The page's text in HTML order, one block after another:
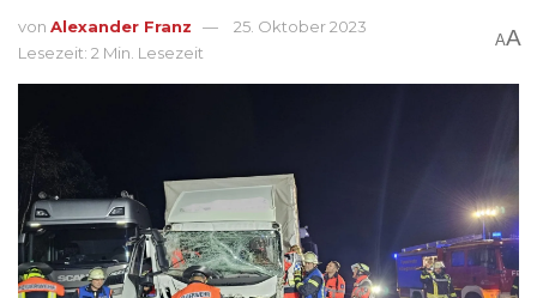
von Alexander Franz
25. Oktober 2023
Lesezeit: 2 Min. Lesezeit
AA